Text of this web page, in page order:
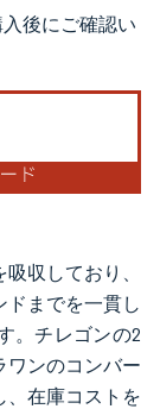
が必要です。
後にご確認い
収しており、
までを一貫し
。チレゴンの2
ワンのコンバー
、在庫コストを